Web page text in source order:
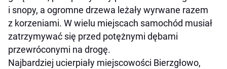
i snopy, a ogromne drzewa leżały wyrwane razem
z korzeniami. W wielu miejscach samochód musiał
zatrzymywać się przed potężnymi dębami
przewróconymi na drogę.
Najbardziej ucierpiały miejscowości Bierzgłowo,